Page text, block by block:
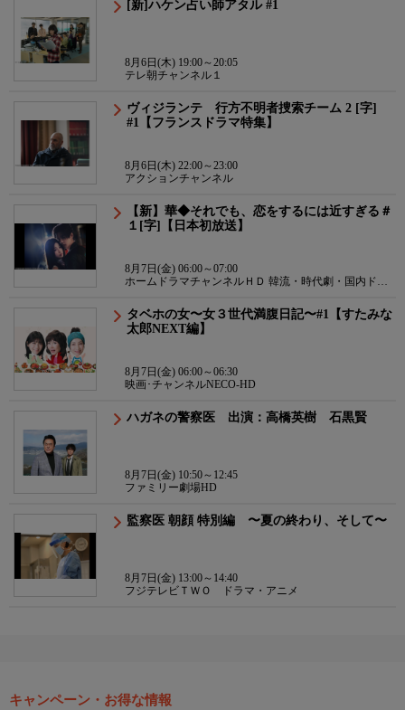
[新]ハケン占い師アタル #1
8月6日(木) 19:00～20:05
テレ朝チャンネル１
ヴィジランテ 行方不明者捜索チーム 2 [字]
#1【フランスドラマ特集】
8月6日(木) 22:00～23:00
アクションチャンネル
【新】華◆それでも、恋をするには近すぎる＃
１[字]【日本初放送】
8月7日(金) 06:00～07:00
ホームドラマチャンネルＨＤ 韓流・時代劇・国内ドラ
タベホの女〜女３世代満腹日記〜#1【すたみな
太郎NEXT編】
8月7日(金) 06:00～06:30
映画･チャンネルNECO-HD
ハガネの警察医 出演：高橋英樹 石黒賢
8月7日(金) 10:50～12:45
ファミリー劇場HD
監察医 朝顔 特別編 〜夏の終わり、そして〜
8月7日(金) 13:00～14:40
フジテレビＴＷＯ ドラマ・アニメ
キャンペーン・お得な情報